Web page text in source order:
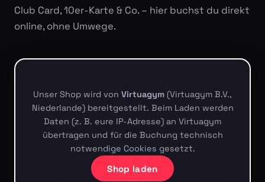
Club Card, 10er-Karte & Co. – hier buchst du direkt
online, ohne Umwege.
Unser Shop wird von Virtuagym (Virtuagym B.V.,
Niederlande) bereitgestellt. Beim Laden werden
Daten (z. B. eure IP-Adresse) an Virtuagym
übertragen und für die Buchung technisch
notwendige Cookies gesetzt.
Shop laden